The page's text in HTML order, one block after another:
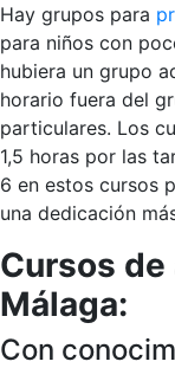
Hay grupos para
para niños con
hubiera un grupo
horario fuera del
particulares. Los
1,5 horas por las
6 en estos cursos
una dedicación
Cursos de
Málaga:
Con